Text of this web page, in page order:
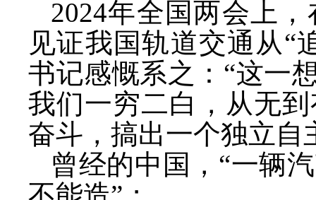
2024年全国两会上
见证我国轨道交通从“
书记感慨系之：“这一
我们一穷二白，从无
奋斗，搞出一个独立自
曾经的中国， “一辆